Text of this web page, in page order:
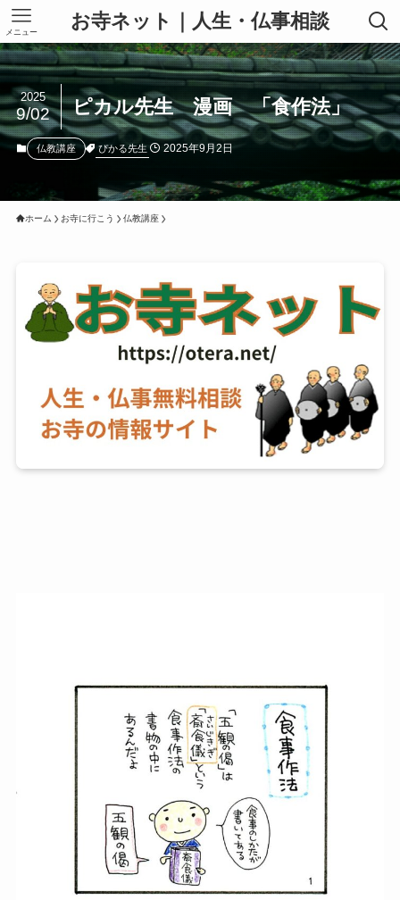
お寺ネット｜人生・仏事相談
メニュー
ピカル先生 漫画 「食作法」
2025
9/02
仏教講座 ぴかる先生 2025年9月2日
ホーム お寺に行こう 仏教講座